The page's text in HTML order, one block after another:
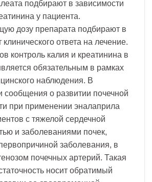
подбирают в зависимости
у пациента.
дозу препарата подбирают в
клинического ответа на лечение.
контроль калия и креатинина в
обязательным в рамках
наблюдения. В
сообщения о развитии почечной
при применении эналаприла
с тяжелой сердечной
и заболеваниями почек,
заболевания, в
почечных артерий. Такая
носит обратимый